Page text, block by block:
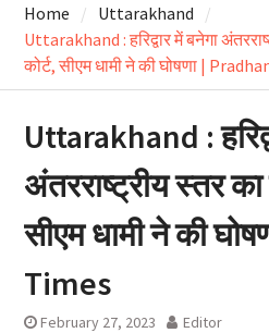
Home
Uttarakhand
Uttarakhand : हरिद्वार में बनेगा
कोर्ट, सीएम धामी ने की घोषणा |
Uttarakhand :
अंतरराष्ट्रीय स्तर
सीएम धामी ने की
Times
February 27, 2023 Editor